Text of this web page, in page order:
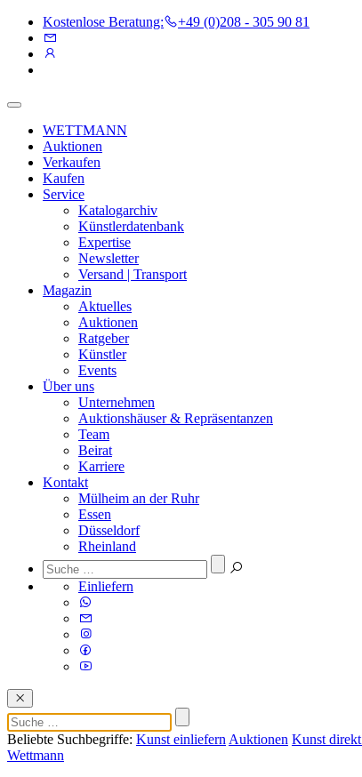
Kostenlose Beratung: +49 (0)208 - 305 90 81
WETTMANN
Auktionen
Verkaufen
Kaufen
Service
Katalogarchiv
Künstlerdatenbank
Expertise
Newsletter
Versand | Transport
Magazin
Aktuelles
Auktionen
Ratgeber
Künstler
Events
Über uns
Unternehmen
Auktionshäuser & Repräsentanzen
Team
Beirat
Karriere
Kontakt
Mülheim an der Ruhr
Essen
Düsseldorf
Rheinland
Einliefern
Beliebte Suchbegriffe: Kunst einliefern Auktionen Kunst
Wettmann